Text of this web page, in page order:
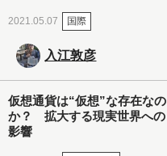
2021.05.07 国際
入江敦彦
仮想通貨は“仮想”な存在なの
か？ 拡大する現実世界への
影響